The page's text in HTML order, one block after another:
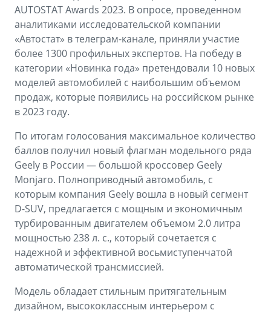
OKAVANGO
от 3 429 990 ₽*
MONJARO
от 4 349 990 ₽*
PREFACE
от 3 079 990 ₽*
GEELY EX5
от 3 769 990 ₽*
Аксессуары
Зарядные устройства
ФИНАНСЫ И УСЛУГИ
Автокредит
Расчет КАСКО
Страхование
GEELY Лизинг
Советы по эксплуатации
Спецпредложения
Помощь на дорогах
Гарантия Geely
Сервисная книжка
Вопросы и ответы
AUTOSTAT Awards 2023. В опросе, проведенном
аналитиками исследовательской компании
«Автостат» в телеграм-канале, приняли участие
более 1300 профильных экспертов. На победу в
категории «Новинка года» претендовали 10 новых
моделей автомобилей с наибольшим объемом
продаж, которые появились на российском рынке
в 2023 году.
По итогам голосования максимальное количество
баллов получил новый флагман модельного ряда
Geely в России — большой кроссовер Geely
Monjaro. Полноприводный автомобиль, с
которым компания Geely вошла в новый сегмент
D-SUV, предлагается с мощным и экономичным
турбированным двигателем объемом 2.0 литра
мощностью 238 л. с., который сочетается с
надежной и эффективной восьмиступенчатой
автоматической трансмиссией.
Модель обладает стильным притягательным
дизайном, высококлассным интерьером с